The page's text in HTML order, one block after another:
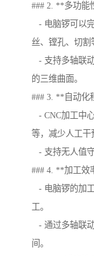
### 2. **多功能
- 电脑锣可以
丝、镗孔、切割
- 支持多轴联
的三维曲面。
### 3. **自动化
- CNC加工中
等，减少人工干
- 支持无人值
### 4. **加工效
- 电脑锣的加
工。
- 通过多轴联
间。